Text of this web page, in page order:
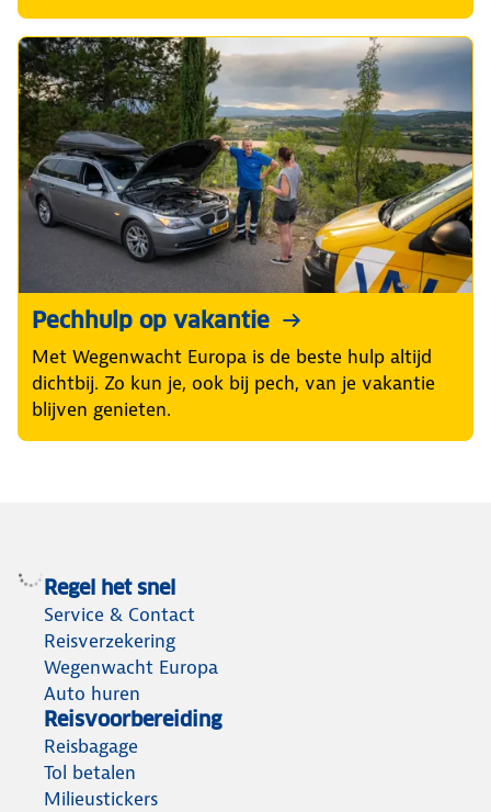
Pechhulp op vakantie
Met Wegenwacht Europa is de beste hulp altijd
dichtbij. Zo kun je, ook bij pech, van je vakantie
blijven genieten.
Regel het snel
Service & Contact
Reisverzekering
Wegenwacht Europa
Auto huren
Reisvoorbereiding
Reisbagage
Tol betalen
Milieustickers